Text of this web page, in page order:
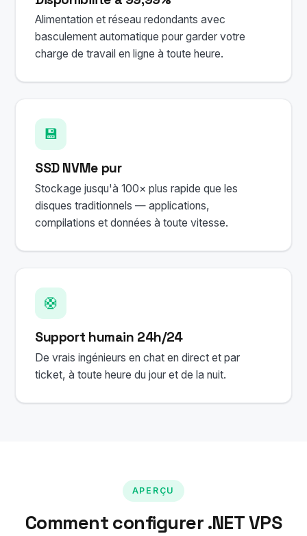
Alimentation et réseau redondants avec
basculement automatique pour garder votre
charge de travail en ligne à toute heure.
💾
SSD NVMe pur
Stockage jusqu'à 100× plus rapide que les
disques traditionnels — applications,
compilations et données à toute vitesse.
🛟
Support humain 24h/24
De vrais ingénieurs en chat en direct et par
ticket, à toute heure du jour et de la nuit.
APERÇU
Comment configurer .NET VPS